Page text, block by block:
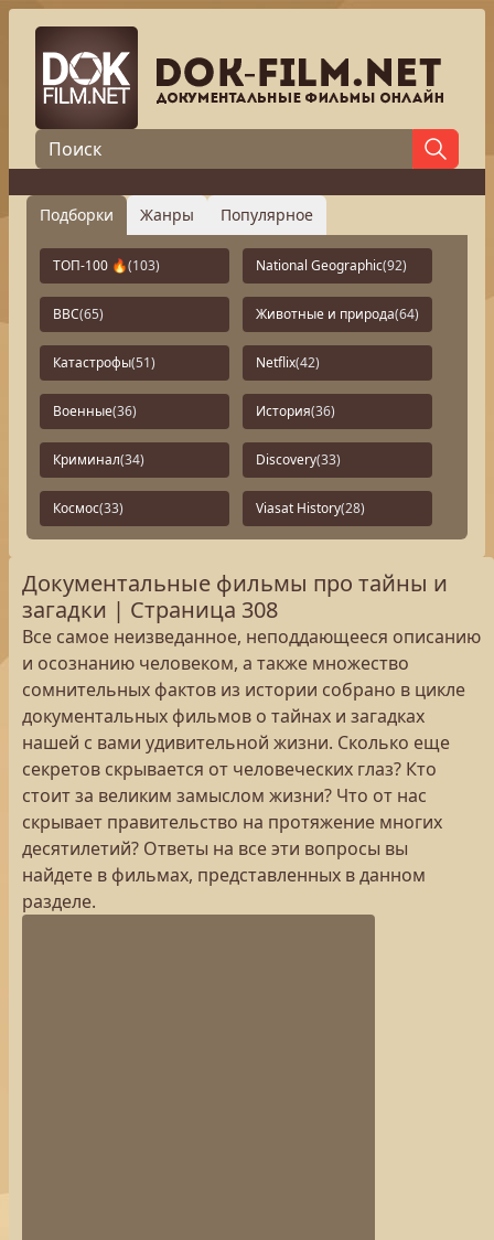
Подборки Жанры Популярное
ТОП-100 🔥(103) National Geographic(92)
BBC(65) Животные и природа(64)
Катастрофы(51) Netflix(42)
Военные(36) История(36)
Криминал(34) Discovery(33)
Космос(33) Viasat History(28)
Документальные фильмы про тайны и
загадки | Страница 308
Все самое неизведанное, неподдающееся описанию
и осознанию человеком, а также множество
сомнительных фактов из истории собрано в цикле
документальных фильмов о тайнах и загадках
нашей с вами удивительной жизни. Сколько еще
секретов скрывается от человеческих глаз? Кто
стоит за великим замыслом жизни? Что от нас
скрывает правительство на протяжение многих
десятилетий? Ответы на все эти вопросы вы
найдете в фильмах, представленных в данном
разделе.